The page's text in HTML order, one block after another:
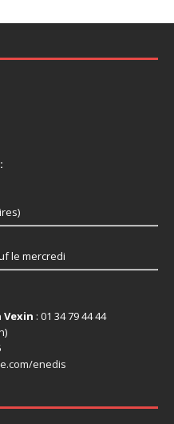
le mercredi
: 01 34 79 44 44
enedis